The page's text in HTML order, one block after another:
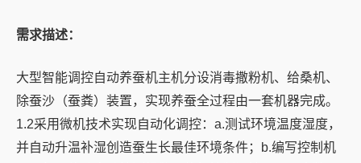
需求描述：
大型智能调控自动养蚕机主机分设消毒撒粉机、给桑机、
除蚕沙（蚕粪）装置，实现养蚕全过程由一套机器完成。
1.2采用微机技术实现自动化调控：a.测试环境温度湿度，
并自动升温补湿创造蚕生长最佳环境条件；b.编写控制机